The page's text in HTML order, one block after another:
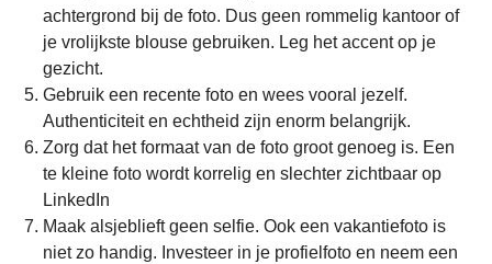
achtergrond bij de foto. Dus geen rommelig kantoor of
je vrolijkste blouse gebruiken. Leg het accent op je
gezicht.
Gebruik een recente foto en wees vooral jezelf.
Authenticiteit en echtheid zijn enorm belangrijk.
Zorg dat het formaat van de foto groot genoeg is. Een
te kleine foto wordt korrelig en slechter zichtbaar op
LinkedIn
Maak alsjeblieft geen selfie. Ook een vakantiefoto is
niet zo handig. Investeer in je profielfoto en neem een